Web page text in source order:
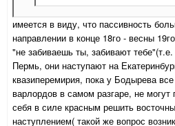
имеется в виду, что пассивность
направлении в конце 18го - весны
"не забиваешь ты, забивают
Пермь, они наступают на
квазиперемирия, пока у Бодырева
варлордов в самом разгаре, не
себя в силе красным решить
наступлением( такой же вопрос